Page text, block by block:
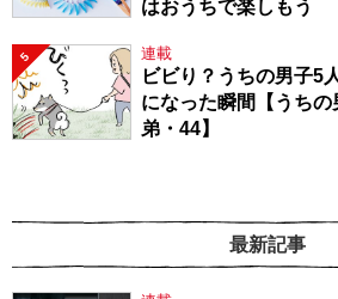
はおうちで楽しもう
5 連載
ビビり？うちの男子5
になった瞬間【うち
弟・44】
最新記事